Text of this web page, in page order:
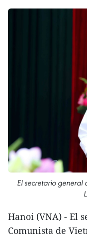
El secretario general
Hanoi (VNA) - El
Comunista de